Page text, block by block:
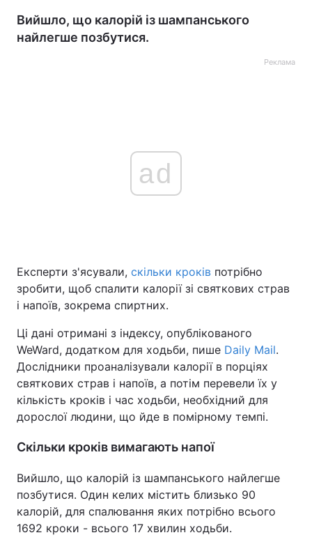
Вийшло, що калорій із шампанського
найлегше позбутися.
Реклама
ad
Експерти з'ясували, скільки кроків потрібно
зробити, щоб спалити калорії зі святкових страв
і напоїв, зокрема спиртних.
Ці дані отримані з індексу, опублікованого
WeWard, додатком для ходьби, пише Daily Mail.
Дослідники проаналізували калорії в порціях
святкових страв і напоїв, а потім перевели їх у
кількість кроків і час ходьби, необхідний для
дорослої людини, що йде в помірному темпі.
Скільки кроків вимагають напої
Вийшло, що калорій із шампанського найлегше
позбутися. Один келих містить близько 90
калорій, для спалювання яких потрібно всього
1692 кроки - всього 17 хвилин ходьби.